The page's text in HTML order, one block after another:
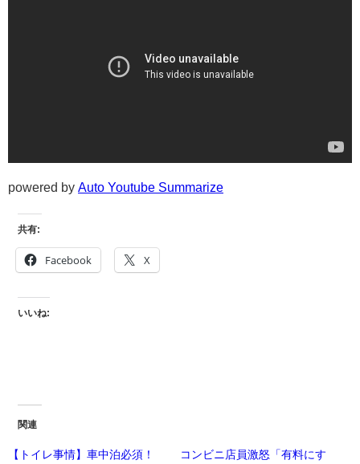
powered by Auto Youtube Summarize
共有:
Facebook X
いいね:
関連
【トイレ事情】車中泊必須！
コンビニ店員激怒「有料にす